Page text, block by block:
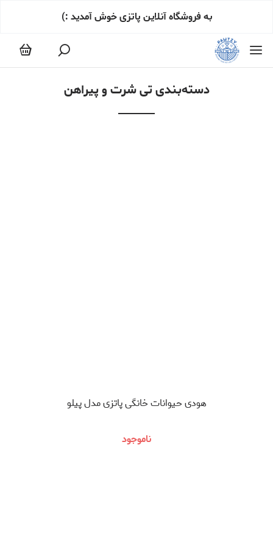
به فروشگاه آنلاین پاتزی خوش آمدید :)
دسته‌بندی تی شرت و پیراهن
هودی حیوانات خانگی پاتزی مدل پیلو
ناموجود